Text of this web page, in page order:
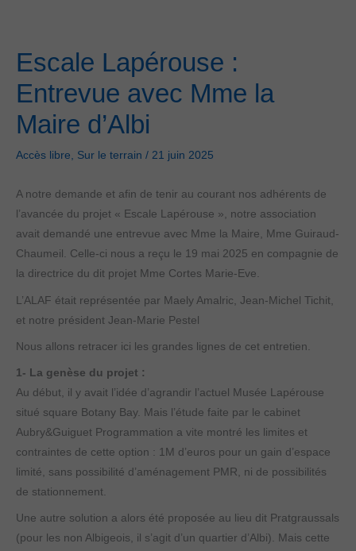
Escale Lapérouse :
Entrevue avec Mme la
Maire d’Albi
Accès libre Sur le terrain / 21 juin 2025
A notre demande et afin de tenir au courant nos adhérents de
l’avancée du projet « Escale Lapérouse », notre association
avait demandé une entrevue avec Mme la Maire, Mme Guiraud-
Chaumeil. Celle-ci nous a reçu le 19 mai 2025 en compagnie de
la directrice du dit projet Mme Cortes Marie-Eve.
L’ALAF était représentée par Maely Amalric, Jean-Michel Tichit,
et notre président Jean-Marie Pestel
Nous allons retracer ici les grandes lignes de cet entretien.
1- La genèse du projet :
Au début, il y avait l’idée d’agrandir l’actuel Musée Lapérouse
situé square Botany Bay. Mais l’étude faite par le cabinet
Aubry&Guiguet Programmation a vite montré les limites et
contraintes de cette option : 1M d’euros pour un gain d’espace
limité, sans possibilité d’aménagement PMR, ni de possibilités
de stationnement.
Une autre solution a alors été proposée au lieu dit Pratgraussals
(pour les non Albigeois, il s’agit d’un quartier d’Albi). Mais cette